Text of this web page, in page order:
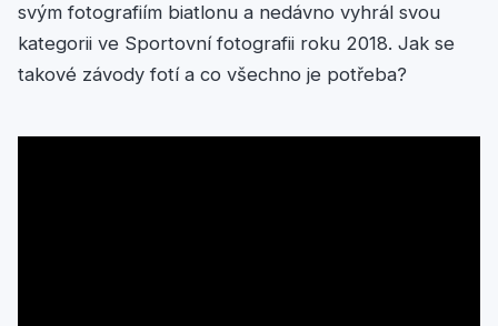
svým fotografiím biatlonu a nedávno vyhrál svou
kategorii ve Sportovní fotografii roku 2018. Jak se
takové závody fotí a co všechno je potřeba?